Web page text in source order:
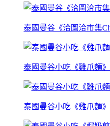
泰國曼谷《洽圖洽市集
泰國曼谷小吃《雞爪麵
泰國曼谷小吃《雞爪麵